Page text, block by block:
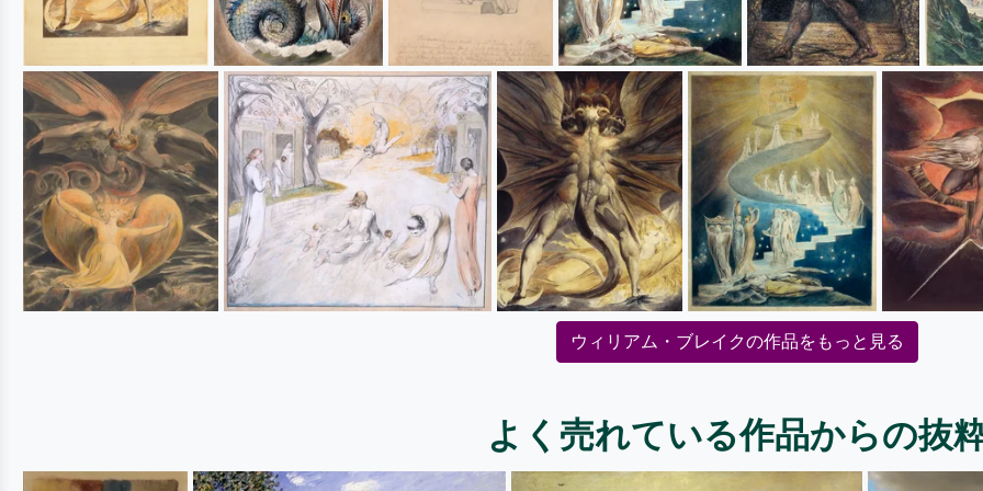
ウィリアム・ブレイクの作品をもっと見る
よく売れている作品からの抜